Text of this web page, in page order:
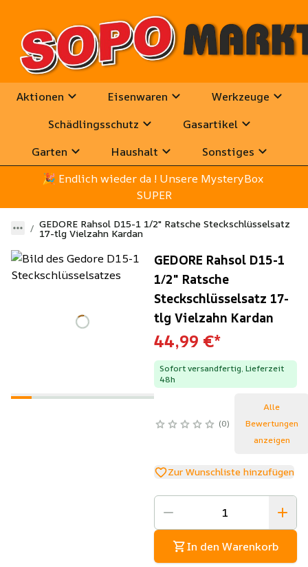
Aktionen Eisenwaren
Werkzeuge
Schädlingsschutz
Gasartikel
Garten
Haushalt
Sonstiges
🎉 Endlich wieder da ! Unsere MysteryBox
SUPER
GEDORE Rahsol D15-1 1/2" Ratsche Steckschlüsselsatz
17-tlg Vielzahn Kardan
GEDORE Rahsol D15-1
1/2" Ratsche
Steckschlüsselsatz 17-
tlg Vielzahn Kardan
44,99 €*
Sofort versandfertig, Lieferzeit
48h
0
Alle
Bewertungen
anzeigen
Zur Wunschliste hinzufügen
In den Warenkorb